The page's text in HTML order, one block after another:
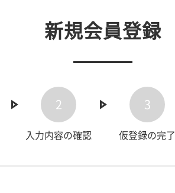
新規会員登録
2
入力内容の確認
3
仮登録の完了